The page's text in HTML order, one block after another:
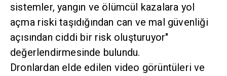
sistemler, yangın ve ölümcül kazalara yol
açma riski taşıdığından can ve mal güvenliği
açısından ciddi bir risk oluşturuyor"
değerlendirmesinde bulundu.
Dronlardan elde edilen video görüntüleri ve